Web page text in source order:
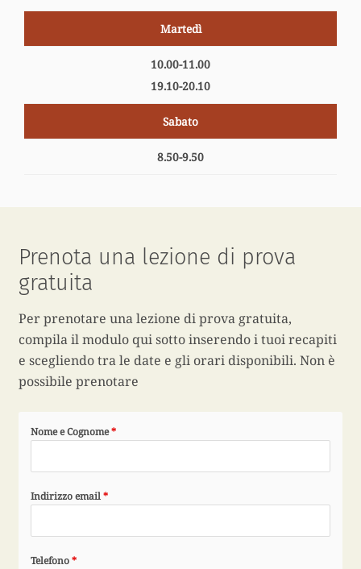
Martedì
10.00-11.00
19.10-20.10
Sabato
8.50-9.50
Prenota una lezione di prova
gratuita
Per prenotare una lezione di prova gratuita,
compila il modulo qui sotto inserendo i tuoi recapiti
e scegliendo tra le date e gli orari disponibili. Non è
possibile prenotare
Nome e Cognome*
Indirizzo email*
Telefono*